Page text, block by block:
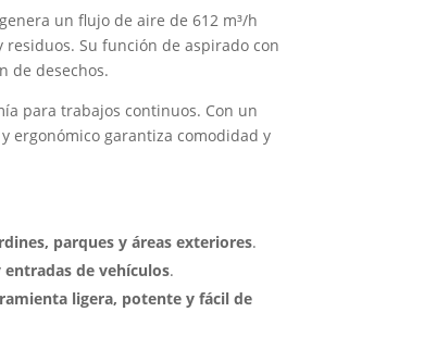
un flujo de aire de 612 m³/h
Su función de aspirado con
de desechos.
para trabajos continuos. Con un
ergonómico garantiza comodidad y
parques y áreas exteriores.
de vehículos.
ligera, potente y fácil de